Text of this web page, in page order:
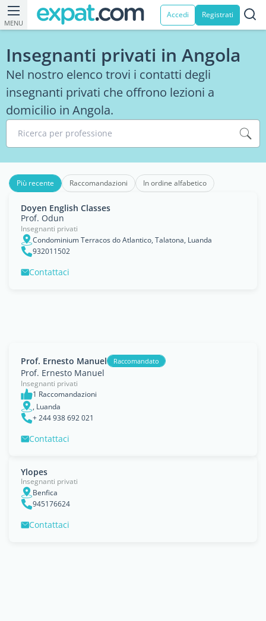
MENU
Accedi Registrati
Insegnanti privati in Angola
Nel nostro elenco trovi i contatti degli
insegnanti privati che offrono lezioni a
domicilio in Angola.
Ricerca per professione
Più recente Raccomandazioni In ordine alfabetico
Doyen English Classes
Prof. Odun
Insegnanti privati
Condominium Terracos do Atlantico, Talatona, Luanda
932011502
Contattaci
Prof. Ernesto Manuel Raccomandato
Prof. Ernesto Manuel
Insegnanti privati
1 Raccomandazioni
, Luanda
+ 244 938 692 021
Contattaci
Ylopes
Insegnanti privati
Benfica
945176624
Contattaci